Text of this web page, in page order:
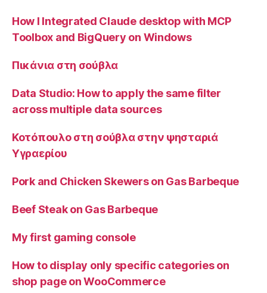
How I Integrated Claude desktop with MCP
Toolbox and BigQuery on Windows
Πικάνια στη σούβλα
Data Studio: How to apply the same filter
across multiple data sources
Κοτόπουλο στη σούβλα στην ψησταριά
Υγραερίου
Pork and Chicken Skewers on Gas Barbeque
Beef Steak on Gas Barbeque
My first gaming console
How to display only specific categories on
shop page on WooCommerce